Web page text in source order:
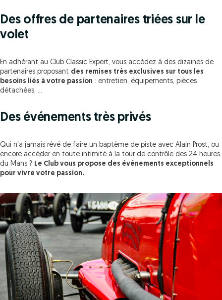
Des offres de partenaires triées sur le
volet
En adhérant au Club Classic Expert, vous accédez à des dizaines de
partenaires proposant des remises très exclusives sur tous les
besoins liés à votre passion : entretien, équipements, pièces
détachées, ...
Des événements très privés
Qui n'a jamais révé de faire un baptème de piste avec Alain Prost, ou
encore accéder en toute intimité à la tour de contrôle des 24 heures
du Mans ? Le Club vous propose des événements exceptionnels
pour vivre votre passion.